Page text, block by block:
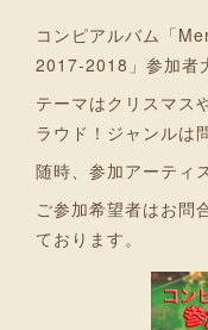
コンピアルバム「
2017-2018」参加者
テーマはクリスマス
ラウド！ジャンルは
随時、参加アーティ
ご参加希望者はお問
ております。